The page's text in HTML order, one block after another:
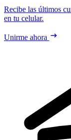
Recibe las últimos
en tu celular.
Unirme ahora